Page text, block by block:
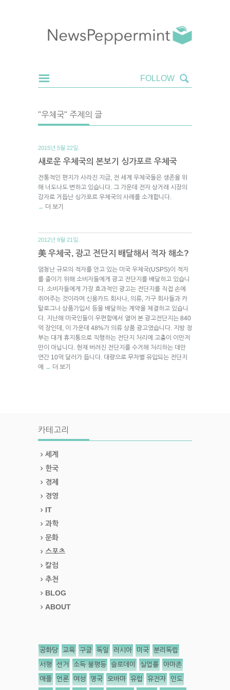
"우체국" 주제의 글
2015년 5월 22일.
새로운 우체국의 본보기 싱가포르 우체국
전통적인 편지가 사라진 지금, 전 세계 우체국들은 생존을 위
해 너도나도 변하고 있습니다. 그 가운데 전자 상거래 시장의
강자로 거듭난 싱가포르 우체국의 사례를 소개합니다.
→ 더 보기
2012년 9월 21일.
美 우체국, 광고 전단지 배달해서 적자 해소?
엄청난 규모의 적자를 안고 있는 미국 우체국(USPS)이 적자
를 줄이기 위해 소비자들에게 광고 전단지를 배달하고 있습니
다. 소비자들에게 가장 효과적인 광고는 전단지를 직접 손에
쥐어주는 것이라며 신용카드 회사나, 의류, 가구 회사들과 카
탈로그나 상품가입서 등을 배달하는 계약을 체결하고 있습니
다. 지난해 미국인들이 우편함에서 열어 본 광고전단지는 840
억 장인데, 이 가운데 48%가 의류 상품 광고였습니다. 지방 정
부는 대개 휴지통으로 직행하는 전단지 처리에 고충이 이만저
만이 아닙니다. 현재 버려진 전단지를 수거해 처리하는 데만
연간 10억 달러가 듭니다. 대량으로 무차별 유입되는 전단지
에
→ 더 보기
카테고리
세계
한국
경제
경영
IT
과학
문화
스포츠
칼럼
추천
BLOG
ABOUT
공화당 교육 구글 독일 러시아 미국 분리독립
서평 선거 소득 불평등 슬로데이 실업률 아마존
애플 언론 여성 영국 오바마 유럽 유전자 인도